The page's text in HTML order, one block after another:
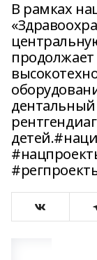
В рамках
продолжает